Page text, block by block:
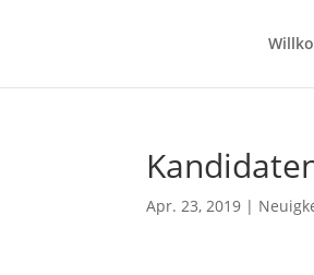
Apr. 23, 2019 |